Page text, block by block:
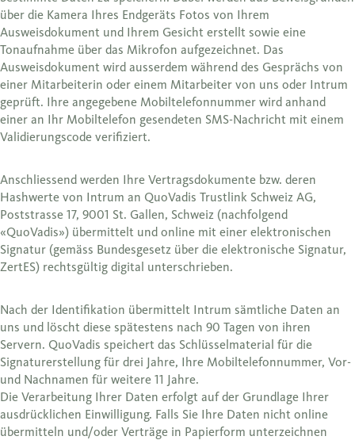
über die Kamera Ihres Endgeräts Fotos von Ihrem
Ausweisdokument und Ihrem Gesicht erstellt sowie eine
Tonaufnahme über das Mikrofon aufgezeichnet. Das
Ausweisdokument wird ausserdem während des Gesprächs von
einer Mitarbeiterin oder einem Mitarbeiter von uns oder Intrum
geprüft. Ihre angegebene Mobiltelefonnummer wird anhand
einer an Ihr Mobiltelefon gesendeten SMS-Nachricht mit einem
Validierungscode verifiziert.
Anschliessend werden Ihre Vertragsdokumente bzw. deren
Hashwerte von Intrum an QuoVadis Trustlink Schweiz AG,
Poststrasse 17, 9001 St. Gallen, Schweiz (nachfolgend
«QuoVadis») übermittelt und online mit einer elektronischen
Signatur (gemäss Bundesgesetz über die elektronische Signatur,
ZertES) rechtsgültig digital unterschrieben.
Nach der Identifikation übermittelt Intrum sämtliche Daten an
uns und löscht diese spätestens nach 90 Tagen von ihren
Servern. QuoVadis speichert das Schlüsselmaterial für die
Signaturerstellung für drei Jahre, Ihre Mobiltelefonnummer, Vor-
und Nachnamen für weitere 11 Jahre.
Die Verarbeitung Ihrer Daten erfolgt auf der Grundlage Ihrer
ausdrücklichen Einwilligung. Falls Sie Ihre Daten nicht online
übermitteln und/oder Verträge in Papierform unterzeichnen